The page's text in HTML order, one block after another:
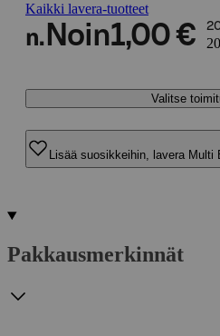
Kaikki lavera-tuotteet
n. Noin1,00 €
Valitse
Lisää suosikkeihin, lavera Multi
Pakkausmerkinnät